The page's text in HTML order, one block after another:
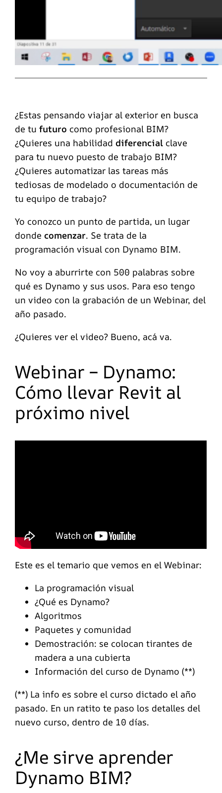
¿Estas pensando viajar al exterior en busca
de tufuturo como profesional BIM?
¿Quieres una habilidad diferencial clave
para tu nuevo puesto de trabajo BIM?
¿Quieres automatizar las tareas más
tediosas de modelado o documentación de
tu equipo de trabajo?
Yo conozco un punto de partida, un lugar
donde comenzar. Se trata de la
programación visual con Dynamo BIM.
No voy a aburrirte con 500 palabras sobre
qué es Dynamo y sus usos. Para eso tengo
un video con la grabación de un Webinar, del
año pasado.
¿Quieres ver el video? Bueno, acá va.
Webinar – Dynamo:
Cómo llevar Revit al
próximo nivel
Este es el temario que vemos en el Webinar:
La programación visual
¿Qué es Dynamo?
Algoritmos
Paquetes y comunidad
Demostración: se colocan tirantes de
madera a una cubierta
Información del curso de Dynamo (**)
(**) La info es sobre el curso dictado el año
pasado. En un ratito te paso los detalles del
nuevo curso, dentro de 10 días.
¿Me sirve aprender
Dynamo BIM?